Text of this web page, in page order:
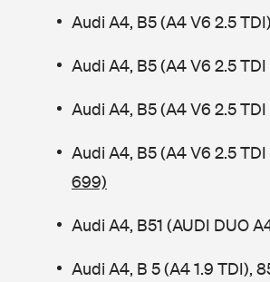
Audi A4, B5 (A4 V6 2.5
Audi A4, B5 (A4 V6 2.5 TDI
Audi A4, B5 (A4 V6 2.5
Audi A4, B5 (A4 V6 2.5 TDI
699)
Audi A4, B51 (AUDI DUO
Audi A4, B 5 (A4 1.9 TDI),